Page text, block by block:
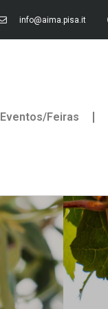
info@aima.pisa.it
Eventos/Feiras